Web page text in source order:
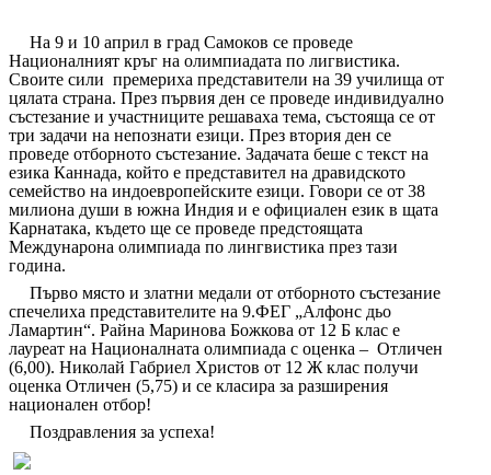
На 9 и 10 април в град Самоков се проведе
Националният кръг на олимпиадата по лигвистика.
Своите сили премериха представители на 39 училища от
цялата страна. През първия ден се проведе индивидуално
състезание и участниците решаваха тема, състояща се от
три задачи на непознати езици. През втория ден се
проведе отборното състезание. Задачата беше с текст на
езика Каннада, който е представител на дравидското
семейство на индоевропейските езици. Говори се от 38
милиона души в южна Индия и е официален език в щата
Карнатака, където ще се проведе предстоящата
Междунарона олимпиада по лингвистика през тази
година.
Първо място и златни медали от отборното състезание
спечелиха представителите на 9.ФЕГ „Алфонс дьо
Ламартин“. Райна Маринова Божкова от 12 Б клас е
лауреат на Националната олимпиада с оценка – Отличен
(6,00). Николай Габриел Христов от 12 Ж клас получи
оценка Отличен (5,75) и се класира за разширения
национален отбор!
Поздравления за успеха!